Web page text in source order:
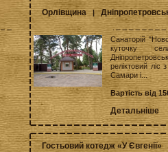
Орлівщина |
Санаторій
куточку
реліктовий ліс
Самари і...
Вартість від
Детальніше
Гостьовий котедж «У Євгенії»